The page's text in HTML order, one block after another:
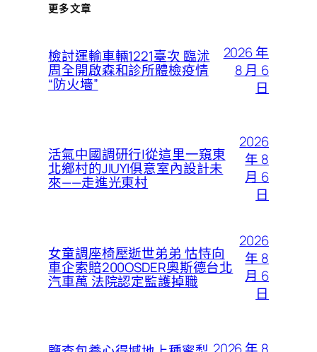
更多文章
檢討運輸車輛1221臺次 臨沭
周全開啟森和診所體檢疫情
“防火墻”
2026 年
8 月 6
日
活氣中國調研行|從這里一窺東
北鄉村的JIUYI俱意室內設計未
來——走進光東村
2026
年 8
月 6
日
女童調座椅壓逝世弟弟 怙恃向
車企索賠200OSDER奧斯德台北
汽車萬 法院認定監護掉職
2026
年 8
月 6
日